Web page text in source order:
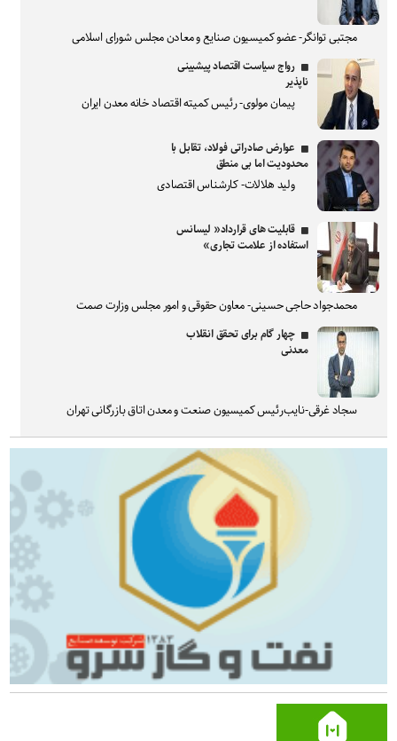
مجتبی توانگر- عضو کمیسیون صنایع و معادن مجلس شورای اسلامی
رواج سیاست اقتصاد پیشبینی
ناپذیر
پیمان مولوی- رئیس کمیته اقتصاد خانه معدن ایران
عوارض صادراتی فولاد، تقابل با
محدودیت اما بی منطق
ولید هلالات- کارشناس اقتصادی
قابلیت های قرارداد« لیسانس
استفاده از علامت تجاری»
محمدجواد حاجی حسینی- معاون حقوقی و امور مجلس وزارت صمت
چهار گام برای تحقق انقلاب
معدنی
سجاد غرقی-نایب‌رئیس کمیسیون صنعت و معدن اتاق بازرگانی تهران